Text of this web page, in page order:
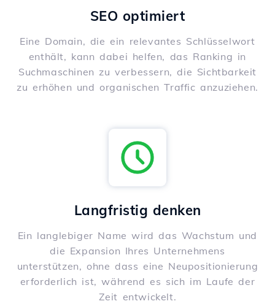
SEO optimiert
Eine Domain, die ein relevantes Schlüsselwort
enthält, kann dabei helfen, das Ranking in
Suchmaschinen zu verbessern, die Sichtbarkeit
zu erhöhen und organischen Traffic anzuziehen.
Langfristig denken
Ein langlebiger Name wird das Wachstum und
die Expansion Ihres Unternehmens
unterstützen, ohne dass eine Neupositionierung
erforderlich ist, während es sich im Laufe der
Zeit entwickelt.